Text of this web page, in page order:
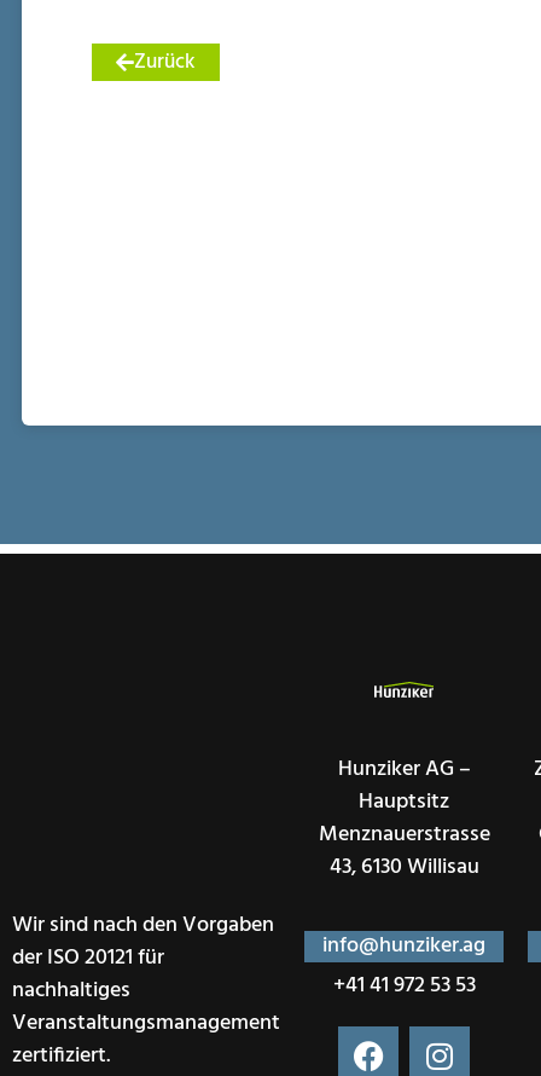
Zurück
Wir sind nach den Vorgaben
der ISO 20121 für
nachhaltiges
Veranstaltungsmanagement
zertifiziert.
Hunziker AG –
Hauptsitz
Menznauerstrasse
43, 6130 Willisau
info@hunziker.ag
+41 41 972 53 53